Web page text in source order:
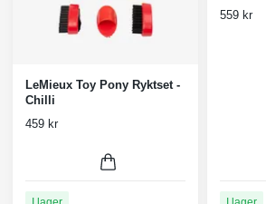
LeMieux Toy Pony Ryktset -
Chilli
459 kr
559 kr